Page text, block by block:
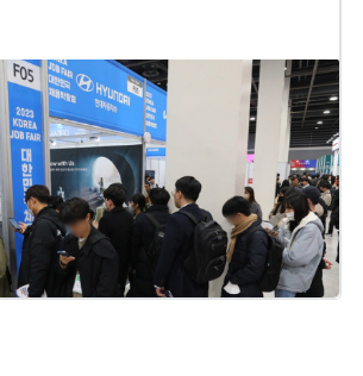
는 분들이 엄청 많아 미리 공부하려고요.
기소개서 첨삭 신청하셨다는 분도 있어